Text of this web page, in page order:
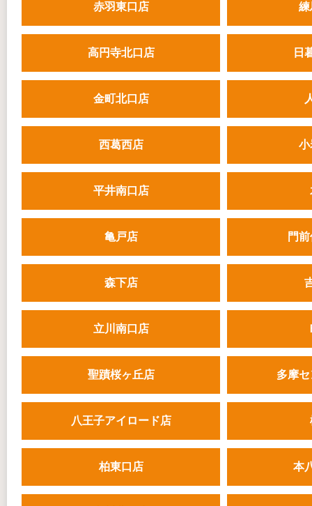
赤羽東口店 練
高円寺北口店 日
金町北口店
西葛西店 小
平井南口店
亀戸店 門
森下店
立川南口店
聖蹟桜ヶ丘店 多摩
八王子アイロード店
柏東口店 本